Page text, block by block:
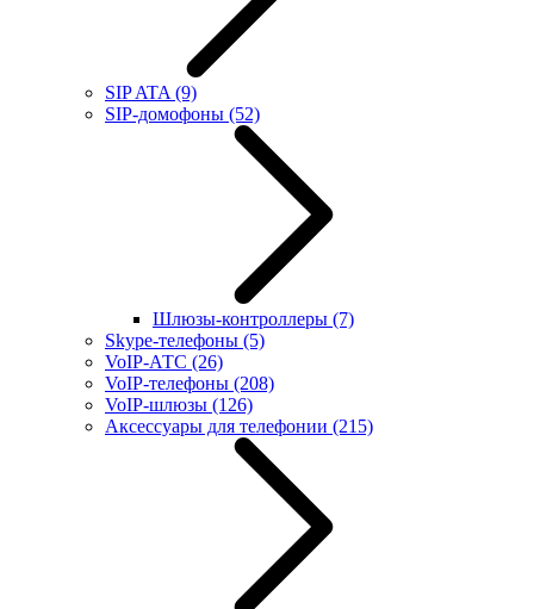
SIP ATA (9)
SIP-домофоны (52)
Шлюзы-контроллеры (7)
Skype-телефоны (5)
VoIP-АТС (26)
VoIP-телефоны (208)
VoIP-шлюзы (126)
Аксессуары для телефонии (215)